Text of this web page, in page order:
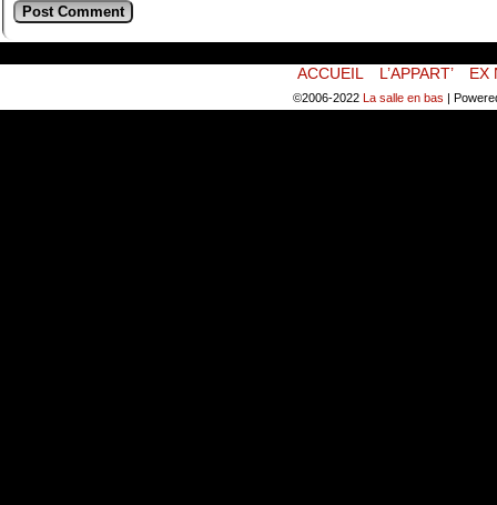
ACCUEIL L’APPART’ EX
©2006-2022 La salle en bas |